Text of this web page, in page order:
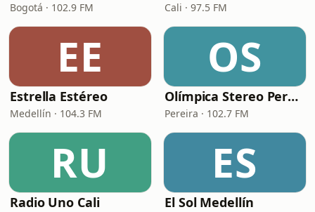
Bogotá · 102.9 FM Cali · 97.5 FM
EE
Estrella Estéreo
Medellín · 104.3 FM
OS
Olímpica Stereo Pereira
Pereira · 102.7 FM
RU
Radio Uno Cali
ES
El Sol Medellín